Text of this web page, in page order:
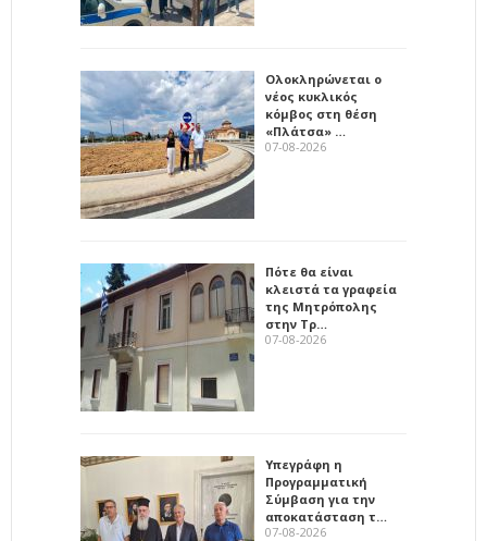
Ολοκληρώνεται ο
νέος κυκλικός
κόμβος στη θέση
«Πλάτσα» …
07-08-2026
Πότε θα είναι
κλειστά τα γραφεία
της Μητρόπολης
στην Τρ…
07-08-2026
Υπεγράφη η
Προγραμματική
Σύμβαση για την
αποκατάσταση τ…
07-08-2026